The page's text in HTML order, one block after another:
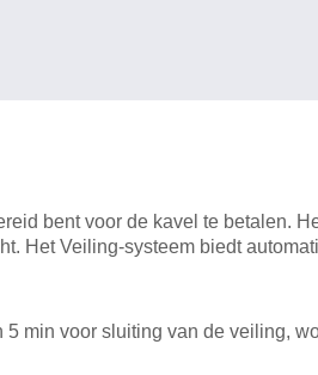
bent voor de kavel te betalen.
Het Veiling-systeem biedt
min voor sluiting van de veiling,